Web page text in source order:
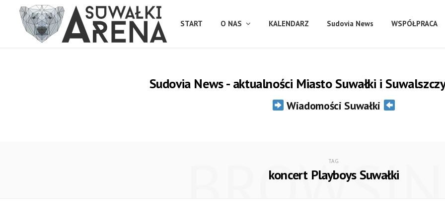
START O NAS KALENDARZ Sudovia News WSPÓŁPRACA
Sudovia News - aktualności Miasto Suwałki i
Wiadomości Suwałki
TAG
koncert Playboys Suwałki
BROWSING